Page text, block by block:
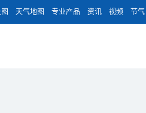
天气地图 专业产品 资讯 视频 节气